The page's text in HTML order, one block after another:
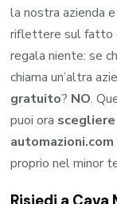
la nostra azienda e
riflettere sul fatto
regala niente: se
chiama un’altra
gratuito? NO.
puoi ora
automazioni.com
proprio nel minor